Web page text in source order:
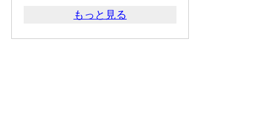
もっと見る